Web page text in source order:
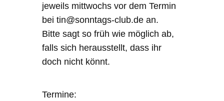
jeweils mittwochs vor dem Termin
bei tin@sonntags-club.de an.
Bitte sagt so früh wie möglich ab,
falls sich herausstellt, dass ihr
doch nicht könnt.
Termine: